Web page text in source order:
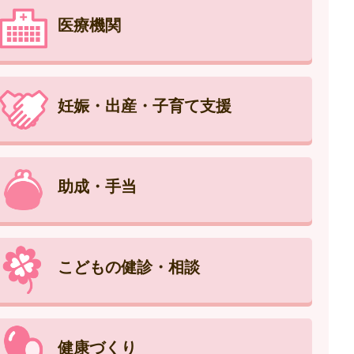
医療機関
妊娠・出産・子育て支援
助成・手当
こどもの健診・相談
健康づくり